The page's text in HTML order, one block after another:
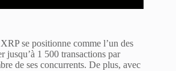
se positionne comme l’un des
jusqu’à 1 500 transactions par
de ses concurrents. De plus, avec